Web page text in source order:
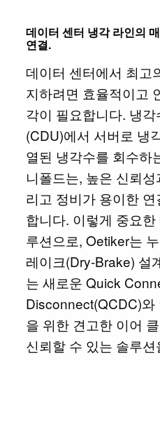
데이터 센터 냉각 라인의
연결.
데이터 센터에서 최고
지하려면 효율적이고
각이 필요합니다. 냉각
(CDU)에서 서버로 냉
열된 냉각수를 회수하
니폴드는, 높은 신뢰
리고 정비가 용이한
합니다. 이렇게 중요
루션으로, Oetiker는
레이크(Dry-Brake) 설
는 새로운 Quick
Disconnect(QCDC)와
을 위한 견고한 이어
신뢰할 수 있는 솔루